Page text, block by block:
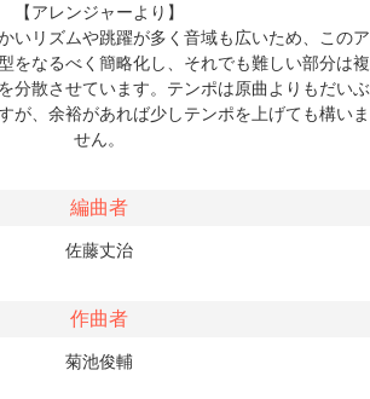
【アレンジャーより】
いリズムや跳躍が多く音域も広いため、このア
をなるべく簡略化し、それでも難しい部分は複
分散させています。テンポは原曲よりもだいぶ
が、余裕があれば少しテンポを上げても構いま
せん。
編曲者
佐藤丈治
作曲者
菊池俊輔